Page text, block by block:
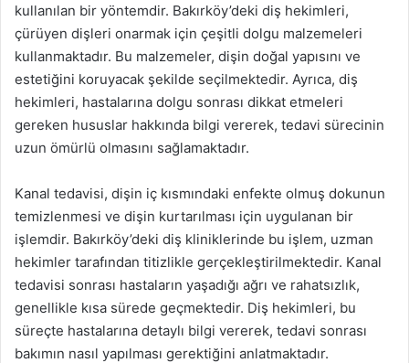
kullanılan bir yöntemdir. Bakırköy’deki diş hekimleri,
çürüyen dişleri onarmak için çeşitli dolgu malzemeleri
kullanmaktadır. Bu malzemeler, dişin doğal yapısını ve
estetiğini koruyacak şekilde seçilmektedir. Ayrıca, diş
hekimleri, hastalarına dolgu sonrası dikkat etmeleri
gereken hususlar hakkında bilgi vererek, tedavi sürecinin
uzun ömürlü olmasını sağlamaktadır.
Kanal tedavisi, dişin iç kısmındaki enfekte olmuş dokunun
temizlenmesi ve dişin kurtarılması için uygulanan bir
işlemdir. Bakırköy’deki diş kliniklerinde bu işlem, uzman
hekimler tarafından titizlikle gerçekleştirilmektedir. Kanal
tedavisi sonrası hastaların yaşadığı ağrı ve rahatsızlık,
genellikle kısa sürede geçmektedir. Diş hekimleri, bu
süreçte hastalarına detaylı bilgi vererek, tedavi sonrası
bakımın nasıl yapılması gerektiğini anlatmaktadır.